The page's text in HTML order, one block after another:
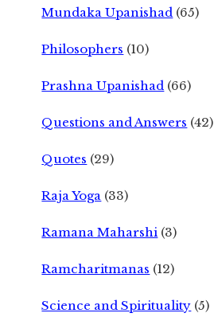
Mundaka Upanishad (65)
Philosophers (10)
Prashna Upanishad (66)
Questions and Answers (42)
Quotes (29)
Raja Yoga (33)
Ramana Maharshi (3)
Ramcharitmanas (12)
Science and Spirituality (5)